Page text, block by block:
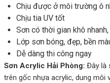
Chịu được ở môi trường ô
Chịu tia UV tốt
Sơn có thời gian khô
Lớp sơn bóng, đẹp, bền
Dễ dàng thi công ngay
Sơn Acrylic Hải Phòng: Đây là
trên gốc nhựa acrylic, dung môi